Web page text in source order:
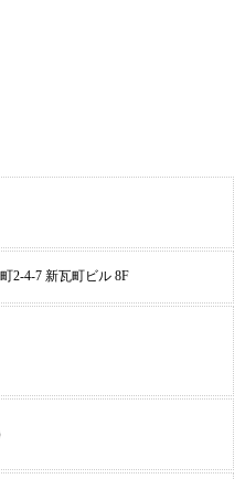
2-4-7 新瓦町ビル 8F